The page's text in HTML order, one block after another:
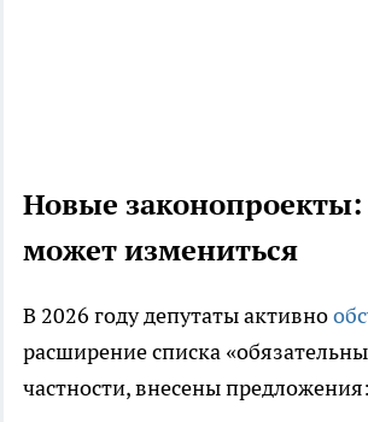
Новые законопроекты:
может измениться
В 2026 году депутаты активно
расширение списка
частности, внесены предложения: